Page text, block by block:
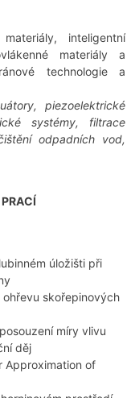
inteligentní
materiály a
technologie a
piezoelektrické
systémy, filtrace
odpadních vod,
úložišti při
ohřevu skořepinových
míry vlivu
děj
Approximation of